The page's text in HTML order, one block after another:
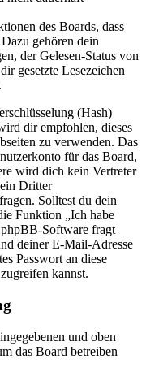
des Boards, dass
gehören dein
der Gelesen-Status von
gesetzte Lesezeichen
(Hash)
dir empfohlen, dieses
zu verwenden. Das
für das Board,
wird dich kein Vertreter
Dritter
Solltest du dein
Funktion „Ich habe
phpBB-Software fragt
deiner E-Mail-Adresse
Passwort an diese
kannst.
und oben
das Board betreiben